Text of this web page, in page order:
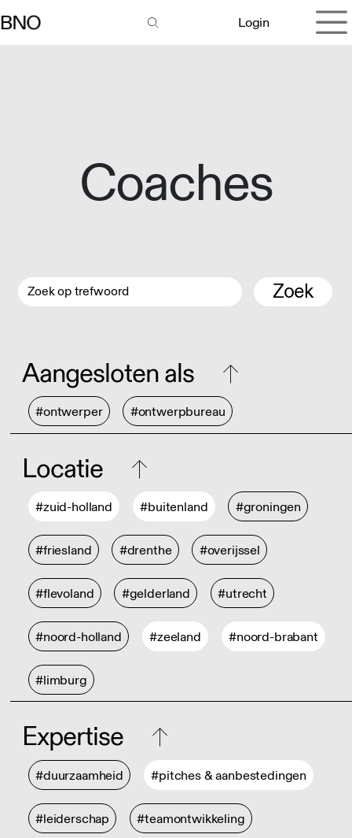
Login
Coaches
Zoek
Aangesloten als
#ontwerper #ontwerpbureau
Locatie
#zuid-holland #buitenland #groningen
#friesland #drenthe #overijssel
#flevoland #gelderland #utrecht
#noord-holland #zeeland #noord-brabant
#limburg
Expertise
#duurzaamheid #pitches & aanbestedingen
#leiderschap #teamontwikkeling